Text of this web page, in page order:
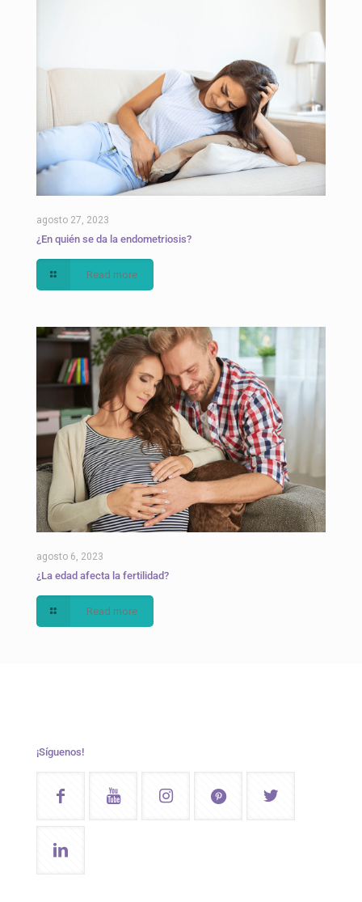
agosto 27, 2023
¿En quién se da la endometriosis?
Read more
agosto 6, 2023
¿La edad afecta la fertilidad?
Read more
¡Síguenos!